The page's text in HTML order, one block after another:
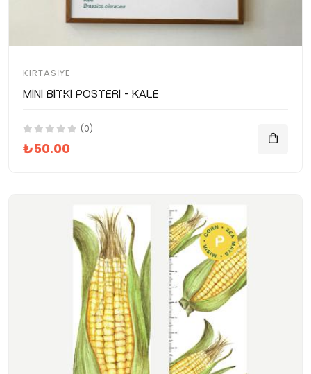
KIRTASIYE
Mini Bitki Posteri - Kale
(0)
₺50.00